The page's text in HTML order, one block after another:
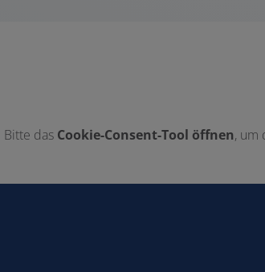
Bitte das Cookie-Consent-Tool öffnen, um